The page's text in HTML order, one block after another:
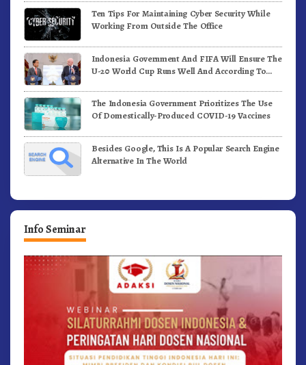
Ten Tips For Maintaining Cyber Security While
Working From Outside The Office
Indonesia Government And FIFA Will Ensure The
U-20 World Cup Runs Well And According To
The Indonesia Government Prioritizes The Use
Of Domestically-Produced COVID-19 Vaccines
Besides Google, This Is A Popular Search Engine
Alternative In The World
Info Seminar